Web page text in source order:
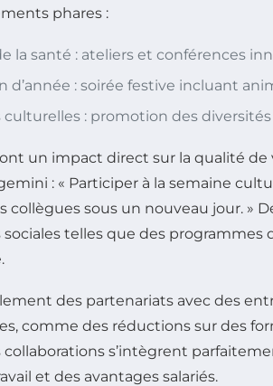
phares :
la santé : ateliers et conférences
d’année : soirée festive incluant
culturelles : promotion des
un impact direct sur la qualité de
: « Participer à la semaine
collègues sous un nouveau jour. »
telles que des
des partenariats avec des
comme des réductions sur des
collaborations s’intègrent
et des avantages salariés.